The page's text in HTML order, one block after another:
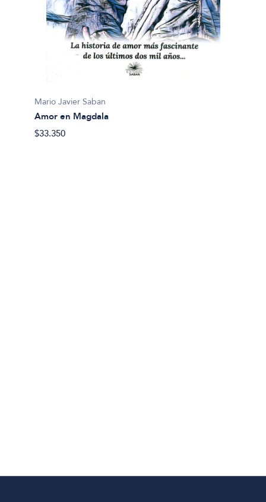
Mario Javier Saban
Amor en Magdala
$33.350